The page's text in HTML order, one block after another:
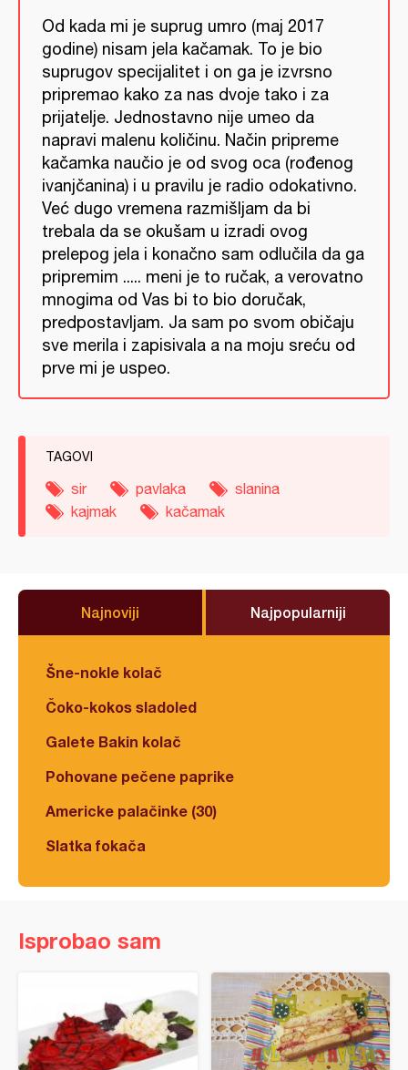
Od kada mi je suprug umro (maj 2017
godine) nisam jela kačamak. To je bio
suprugov specijalitet i on ga je izvrsno
pripremao kako za nas dvoje tako i za
prijatelje. Jednostavno nije umeo da
napravi malenu količinu. Način pripreme
kačamka naučio je od svog oca (rođenog
ivanjčanina) i u pravilu je radio odokativno.
Već dugo vremena razmišljam da bi
trebala da se okušam u izradi ovog
prelepog jela i konačno sam odlučila da ga
pripremim ..... meni je to ručak, a verovatno
mnogima od Vas bi to bio doručak,
predpostavljam. Ja sam po svom običaju
sve merila i zapisivala a na moju sreću od
prve mi je uspeo.
TAGOVI
sir pavlaka
slanina
kajmak
kačamak
Najnoviji Najpopularniji
Šne-nokle kolač
Čoko-kokos sladoled
Galete Bakin kolač
Pohovane pečene paprike
Americke palačinke (30)
Slatka fokača
Isprobao sam